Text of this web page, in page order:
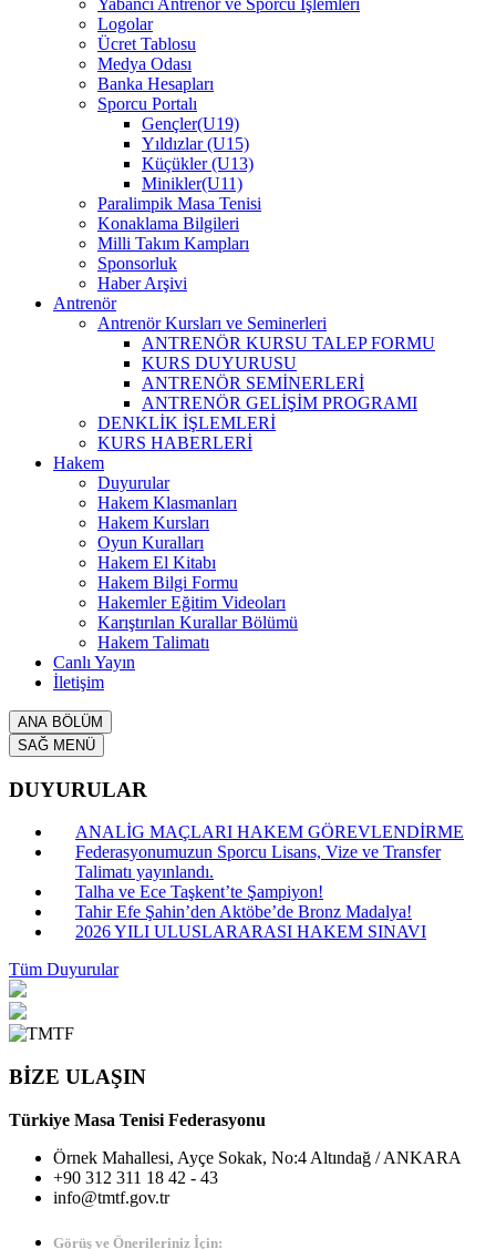
Yabancı Antrenör ve Sporcu İşlemleri
Logolar
Ücret Tablosu
Medya Odası
Banka Hesapları
Sporcu Portalı
Gençler(U19)
Yıldızlar (U15)
Küçükler (U13)
Minikler(U11)
Paralimpik Masa Tenisi
Konaklama Bilgileri
Milli Takım Kampları
Sponsorluk
Haber Arşivi
Antrenör
Antrenör Kursları ve Seminerleri
ANTRENÖR KURSU TALEP FORMU
KURS DUYURUSU
ANTRENÖR SEMİNERLERİ
ANTRENÖR GELİŞİM PROGRAMI
DENKLİK İŞLEMLERİ
KURS HABERLERİ
Hakem
Duyurular
Hakem Klasmanları
Hakem Kursları
Oyun Kuralları
Hakem El Kitabı
Hakem Bilgi Formu
Hakemler Eğitim Videoları
Karıştırılan Kurallar Bölümü
Hakem Talimatı
Canlı Yayın
İletişim
ANA BÖLÜM
SAĞ MENÜ
DUYURULAR
ANALİG MAÇLARI HAKEM GÖREVLENDİRME
Federasyonumuzun Sporcu Lisans, Vize ve Transfer
Talimatı yayınlandı.
Talha ve Ece Taşkent’te Şampiyon!
Tahir Efe Şahin’den Aktöbe’de Bronz Madalya!
2026 YILI ULUSLARARASI HAKEM SINAVI
Tüm Duyurular
BİZE ULAŞIN
Türkiye Masa Tenisi Federasyonu
Örnek Mahallesi, Ayçe Sokak, No:4 Altındağ / ANKARA
+90 312 311 18 42 - 43
info@tmtf.gov.tr
Görüş ve Önerileriniz İçin: